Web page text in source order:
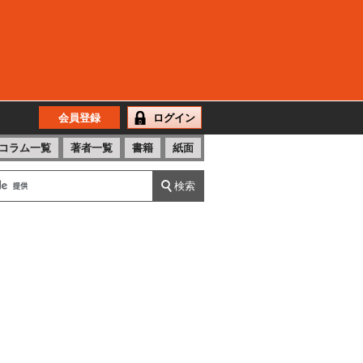
会員登録 ログイン
コラム一覧 著者一覧 書籍 紙面